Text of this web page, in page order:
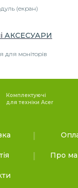
(екран)
АКСЕСУАРИ
для моніторів
Комплектуючі
для техніки Acer
Про